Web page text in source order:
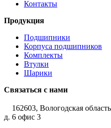
Контакты
Продукция
Подшипники
Корпуса подшипников
Комплекты
Втулки
Шарики
Связаться с нами
162603, Вологодская
д. 6 офис 3